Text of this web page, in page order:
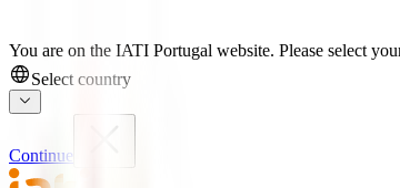
You are on the IATI Portugal website. Please select
Select country
Continue